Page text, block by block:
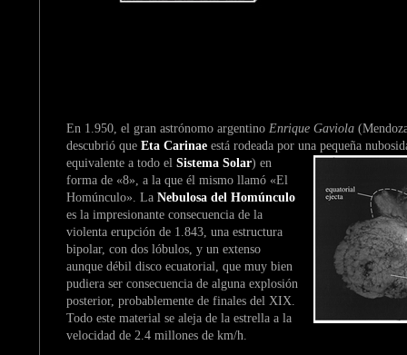
En 1.950, el gran astrónomo argentino Enrique Gaviola
descubrió que Eta Carinae está rodeada por una pequeña
equivalente a todo el Sistema Solar) en
forma de «8», a la que él mismo llamó «El
Homúnculo». La Nebulosa del Homúnculo
es la impresionante consecuencia de la
violenta erupción de 1.843, una estructura
bipolar, con dos lóbulos, y un extenso
aunque débil disco ecuatorial, que muy bien
pudiera ser consecuencia de alguna explosión
posterior, probablemente de finales del XIX.
Todo este material se aleja de la estrella a la
velocidad de 2.4 millones de km/h.